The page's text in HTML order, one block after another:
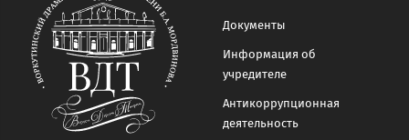
Документы
Информация об
учредителе
Антикоррупционная
деятельность